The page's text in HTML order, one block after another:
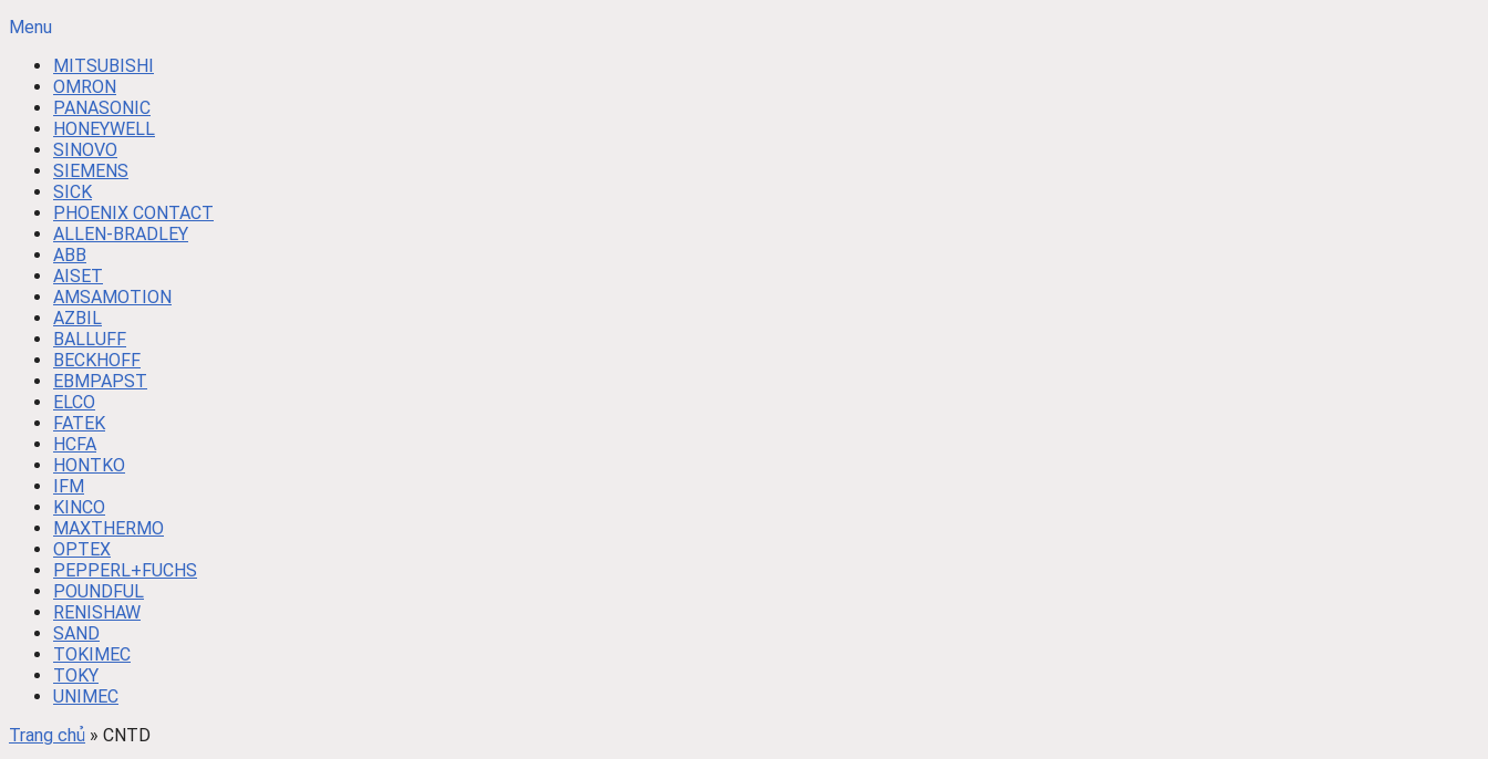
Menu
MITSUBISHI
OMRON
PANASONIC
HONEYWELL
SINOVO
SIEMENS
SICK
PHOENIX CONTACT
ALLEN-BRADLEY
ABB
AISET
AMSAMOTION
AZBIL
BALLUFF
BECKHOFF
EBMPAPST
ELCO
FATEK
HCFA
HONTKO
IFM
KINCO
MAXTHERMO
OPTEX
PEPPERL+FUCHS
POUNDFUL
RENISHAW
SAND
TOKIMEC
TOKY
UNIMEC
Trang chủ » CNTD